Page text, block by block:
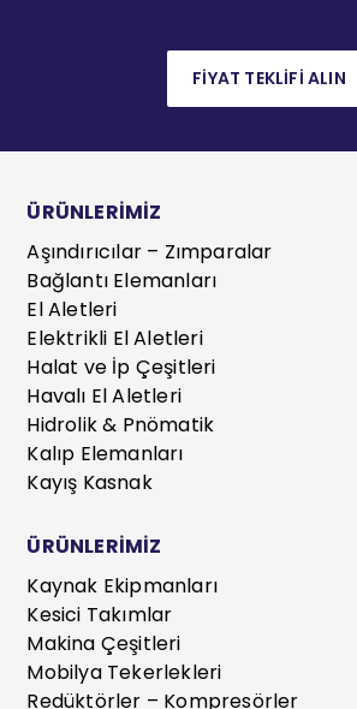
FİYAT TEKLİFİ ALIN
ÜRÜNLERİMİZ
Aşındırıcılar – Zımparalar
Bağlantı Elemanları
El Aletleri
Elektrikli El Aletleri
Halat ve İp Çeşitleri
Havalı El Aletleri
Hidrolik & Pnömatik
Kalıp Elemanları
Kayış Kasnak
ÜRÜNLERİMİZ
Kaynak Ekipmanları
Kesici Takımlar
Makina Çeşitleri
Mobilya Tekerlekleri
Redüktörler – Kompresörler